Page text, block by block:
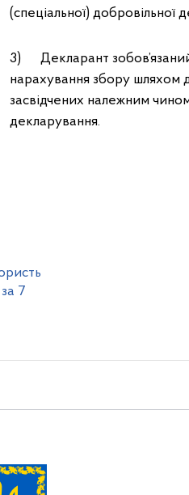
(спеціальної) добровільної
3) Декларант зобов’язаний
нарахування збору шляхом
засвідчених належним
декларування.
7